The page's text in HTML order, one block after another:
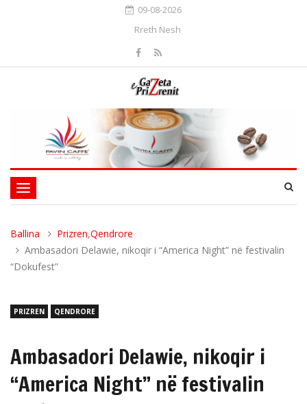
09-08-2026
Rreth Nesh
Toggle
navigation
Ballina Prizren,Qendrore
Ambasadori Delawie, nikoqir i “America Night” në festivalin
“Dokufest”
PRIZREN QENDRORE
Ambasadori Delawie, nikoqir i
“America Night” në festivalin